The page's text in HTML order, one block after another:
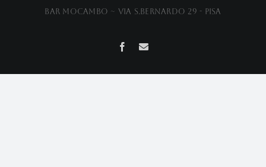
Bar Mocambo ~ Via S.Bernardo 29 - Pisa
Facebook
Email